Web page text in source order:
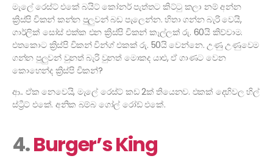
මැලේ රෙස්ට් එකේ බයිට් කෝනර් පැත්තට කිට්ටු කලා නම් අන්න
ක්‍රිස්පි චිකන් කන්න පුලුවන් බඩ පැලෙන්න. හිතා ගන්න බැරි වෙයි,
ගාර්ලික් සෝස් එක්ක එන ක්‍රිස්පි චිකන් කෑල්ලක් රු. 60යි කිව්වාම.
එතකොට ක්‍රිස්පි චිකන් වින්ග් එකක් රු. 50යි වෙන්නෙ. උණු උණුවෙම
ගන්න පුලුවන් වුනත් බැරි වුනත් මොකද යාළු, ඒ ගාණට වෙන
කොහෙන්ද ක්‍රිස්පි චිකන්?
ආ.. ඒක නෙවෙයි, මැලේ රෙස්ට් කඩ 2ක් තියෙනව. එකක් දෙහිවල හිල්
ස්ට්‍රීට් එකේ. අනික බම්බ ගෝල් රෝඩ් එකේ.
4.Burger’s King